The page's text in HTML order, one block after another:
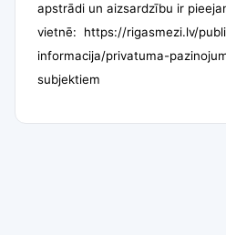
apstrādi un aizsardzību ir
vietnē:
https://rigasmezi.lv/
informacija/privatuma-
subjektiem